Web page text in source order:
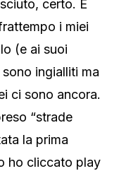
certo. E
i miei
(e ai suoi
ingialliti ma
ci sono ancora.
“strade
la prima
ho cliccato play